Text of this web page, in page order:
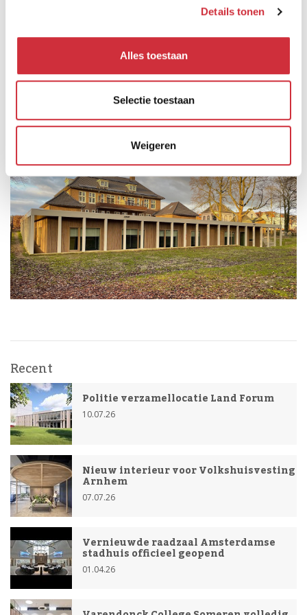
Details tonen
Alles toestaan
Selectie toestaan
Weigeren
Recent
Politie verzamellocatie Land Forum
10.07.26
Nieuw interieur voor Volkshuisvesting
Arnhem
07.07.26
Vernieuwde raadzaal Amsterdamse
stadhuis officieel geopend
01.04.26